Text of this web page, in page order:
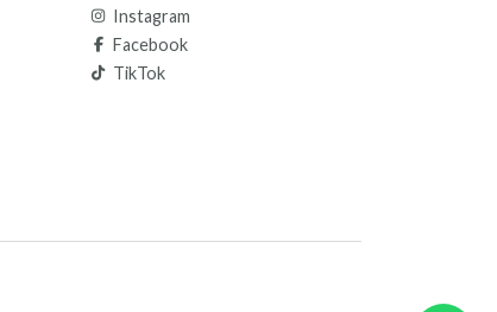
Instagram
Facebook
TikTok